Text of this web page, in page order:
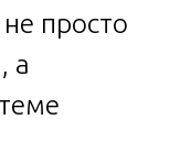
просто
а